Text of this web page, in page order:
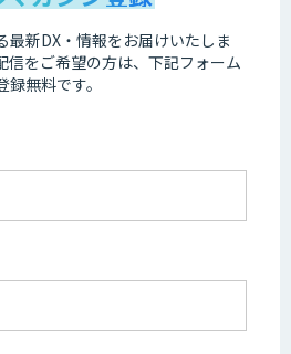
最新DX・情報をお届けいたしま
信をご希望の方は、下記フォーム
無料です。